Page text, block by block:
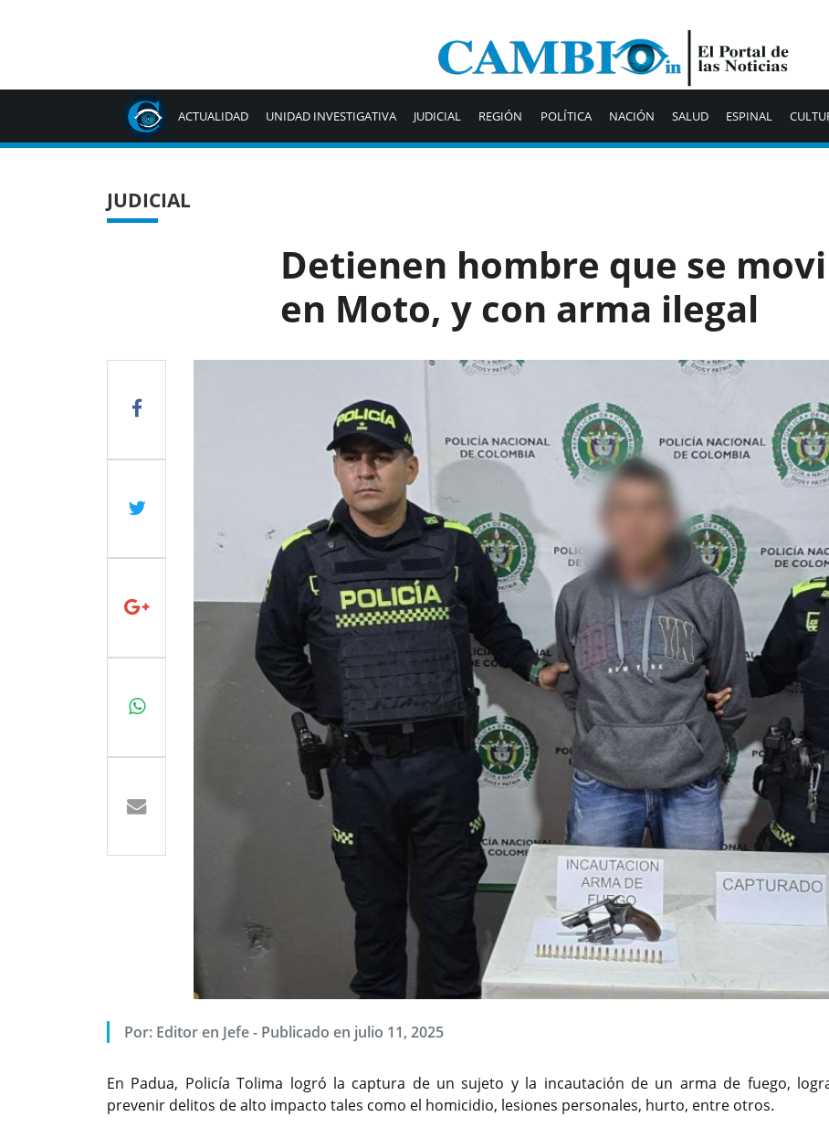
ACTUALIDAD UNIDAD INVESTIGATIVA JUDICIAL REGIÓN POLÍTICA NACIÓN SALUD ESPINAL
JUDICIAL
Detienen hombre que se
en Moto, y con arma ilegal
Por: Editor en Jefe - Publicado en julio 11, 2025
En Padua, Policía Tolima logró la captura de un sujeto y la incautación de un arma de fuego,
prevenir delitos de alto impacto tales como el homicidio, lesiones personales, hurto, entre otros.